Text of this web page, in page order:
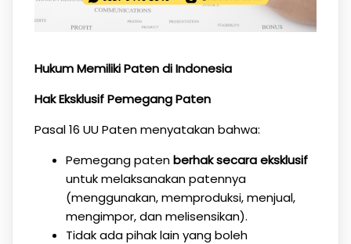
Hukum Memiliki Paten di Indonesia
Hak Eksklusif Pemegang Paten
Pasal 16 UU Paten menyatakan bahwa:
Pemegang patenberhak secara eksklusif
untuk melaksanakan patennya
(menggunakan, memproduksi, menjual,
mengimpor, dan melisensikan).
Tidak ada pihak lain yang boleh